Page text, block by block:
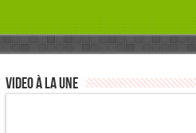
Video à la Une